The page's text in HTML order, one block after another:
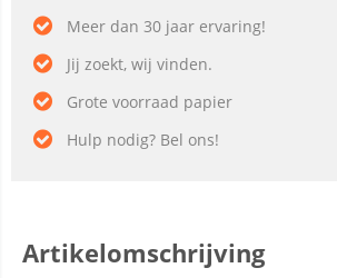
Meer dan 30 jaar ervaring!
Jij zoekt, wij vinden.
Grote voorraad papier
Hulp nodig? Bel ons!
Artikelomschrijving